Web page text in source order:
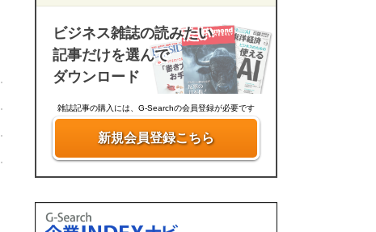
ビジネス雑誌の読みたい
記事だけを選んで
ダウンロード
雑誌記事の購入には、G-Searchの会員登録が必要です
新規会員登録こちら